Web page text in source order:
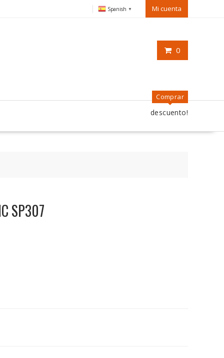
Spanish ▼ Mi cuenta
0
Comprar
descuento!
SP307